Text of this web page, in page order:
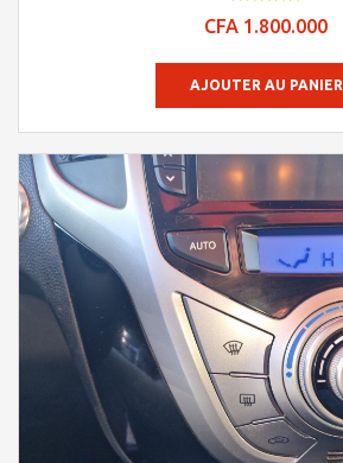
4.84
CFA 1.800.000
AJOUTER AU PANIER